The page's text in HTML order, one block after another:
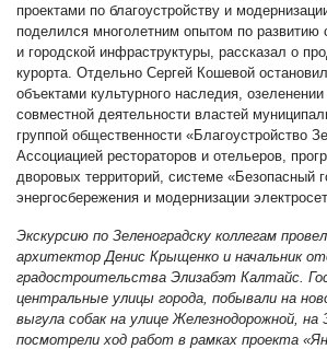
проектами по благоустройству и
поделился многолетним опытом по развитию
и городской инфраструктуры, рассказал о
курорта. Отдельно Сергей Кошевой
объектами культурного наследия, озеленении
совместной деятельности властей
группой общественности «Благоустройство
Ассоциацией рестораторов и отельеров,
дворовых территорий, системе «Безопасный
энергосбережения и модернизации
Экскурсию по Зеленоградску коллегам
архитектор Денис Крыщенко и начальник
градостроительства Элизабэт Калтайс.
центральные улицы города, побывали на
выгула собак на улице Железнодорожной, на
посмотрели ход работ в рамках проекта